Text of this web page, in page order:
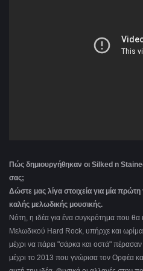
Πώς δημιουργήθηκαν οι Silked n
σας;
Δώστε μας λίγα στοιχεία για μία πρώτη
καλής μελωδικής μουσικής.
Νότη, η ιδέα για ένα συγκρότημα που θα
Μελωδικού Hard Rock, υπήρχε και
μέχρι να πάρει "σάρκα και οστά" πέρασαν
μέχρι το 2013 που γνώρισα τον Ορφέα